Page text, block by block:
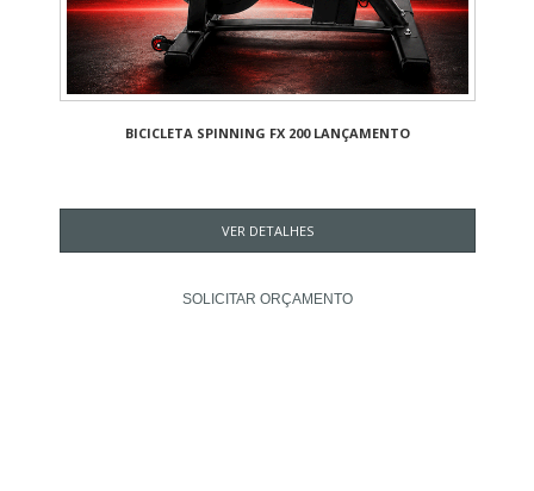
BICICLETA SPINNING FX 200 LANÇAMENTO
VER DETALHES
SOLICITAR ORÇAMENTO